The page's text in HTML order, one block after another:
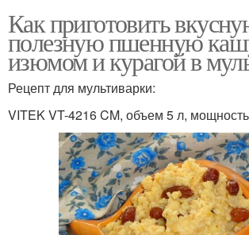
Как приготовить
полезную пшенную
изюмом и курагой в
Рецепт для мультиварки:
VITEK VT-4216 CM, объем 5 л,